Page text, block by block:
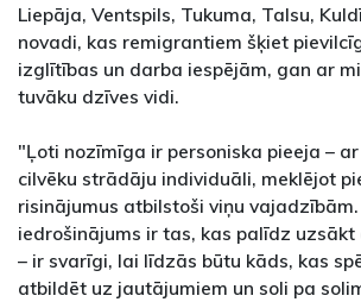
Liepāja, Ventspils, Tukuma, Talsu,
novadi, kas remigrantiem šķiet
izglītības un darba iespējām, gan ar
tuvāku dzīves vidi.
"Ļoti nozīmīga ir personiska pieeja –
cilvēku strādāju individuāli, meklējot
risinājumus atbilstoši viņu
iedrošinājums ir tas, kas palīdz
– ir svarīgi, lai līdzās būtu kāds, kas
atbildēt uz jautājumiem un soli pa